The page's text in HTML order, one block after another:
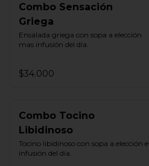
Combo Sensación
Griega
Ensalada griega con sopa a elección
mas infusión del día.
$34.000
Combo Tocino
Libidinoso
Tocino libidinoso con sopa a elección e
infusión del día.